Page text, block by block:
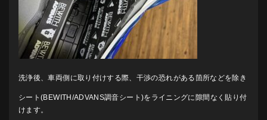
洗浄後、車両側に取り付けする際、干渉の恐れがある箇所などを除き
シート(BEWITH/ADVANS調音シート)をライニングに隙間なく貼り付
けます。